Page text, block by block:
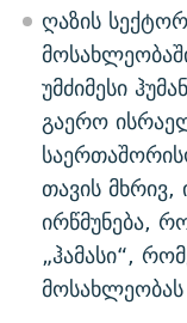
ღაზის
უმძიმესი
გაერო
თავის
ირწმუნება,
„ჰამასი“,